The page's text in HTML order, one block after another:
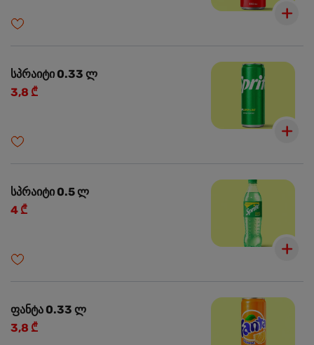
სპრაიტი 0.33 ლ
3,8 ₾
სპრაიტი 0.5 ლ
4 ₾
ფანტა 0.33 ლ
3,8 ₾